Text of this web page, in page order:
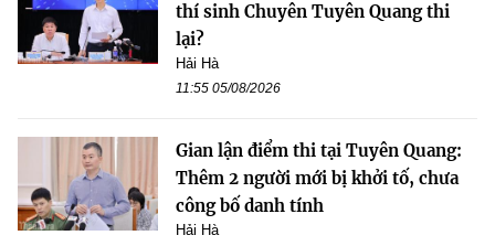
thí sinh Chuyên Tuyên Quang thi
lại?
Hải Hà
11:55 05/08/2026
Gian lận điểm thi tại Tuyên Quang:
Thêm 2 người mới bị khởi tố, chưa
công bố danh tính
Hải Hà